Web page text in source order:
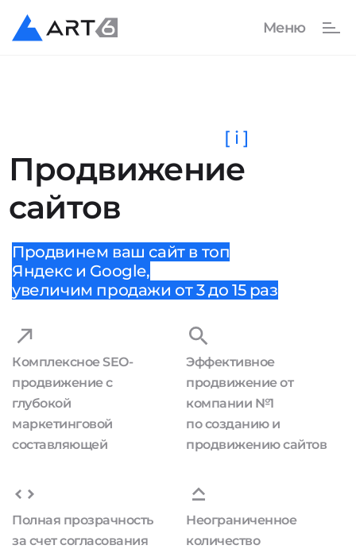
Продвижение
сайтов
[ i ]
Продвинем ваш сайт в топ
Яндекс и Google,
увеличим продажи от 3 до 15 раз
Комплексное SEO-
продвижение с
глубокой
маркетинговой
составляющей
Эффективное
продвижение от
компании №1
по созданию и
продвижению сайтов
Полная прозрачность
за счет согласования
Неограниченное
количество